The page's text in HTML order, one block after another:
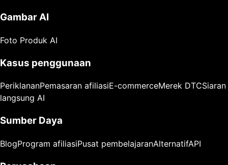
Gambar AI
Foto Produk AI
Kasus penggunaan
PeriklananPemasaran afiliasiE-commerceMerek DTCSiaran
langsung AI
Sumber Daya
BlogProgram afiliasiPusat pembelajaranAlternatifAPI